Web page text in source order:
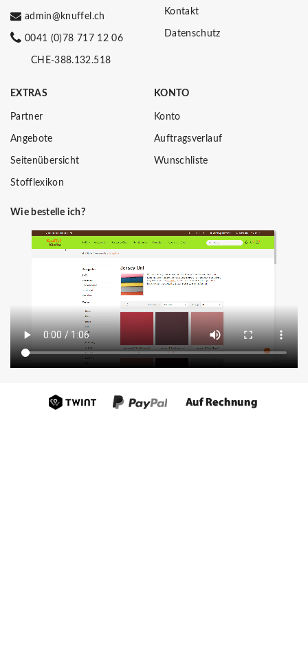
admin@knuffel.ch
0041 (0)78 717 12 06
CHE-388.132.518
Kontakt
Datenschutz
EXTRAS
Partner
Angebote
Seitenübersicht
Stofflexikon
KONTO
Konto
Auftragsverlauf
Wunschliste
Wie bestelle ich?